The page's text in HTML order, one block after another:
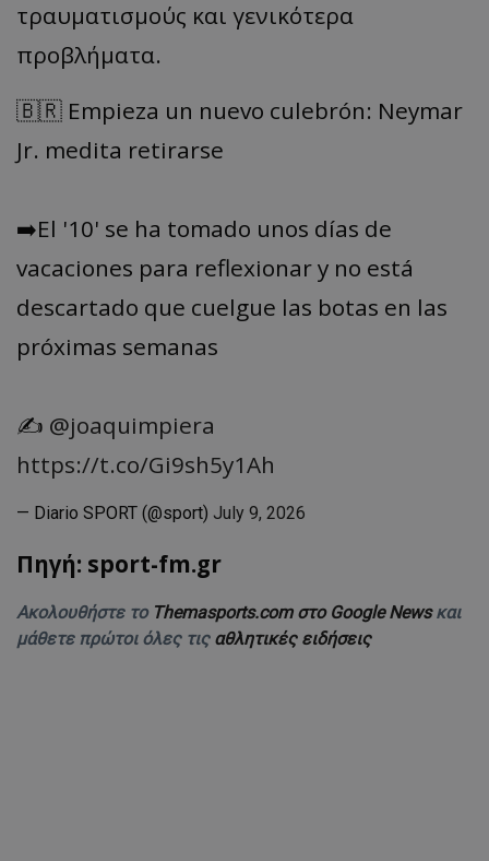
τραυματισμούς και γενικότερα
προβλήματα.
🇧🇷 Empieza un nuevo culebrón: Neymar
Jr. medita retirarse
➡️El '10' se ha tomado unos días de
vacaciones para reflexionar y no está
descartado que cuelgue las botas en las
próximas semanas
✍️ @joaquimpiera
https://t.co/Gi9sh5y1Ah
— Diario SPORT (@sport) July 9, 2026
Πηγή: sport-fm.gr
Ακολουθήστε το Themasports.com στο Google Newsκαι
μάθετε πρώτοι όλες τις αθλητικές ειδήσεις